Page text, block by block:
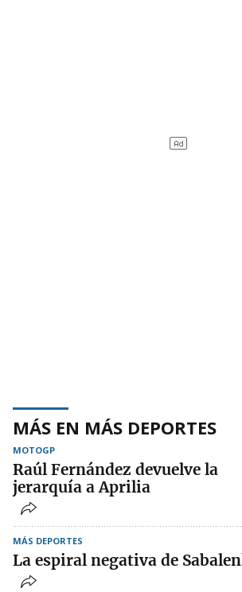
MÁS EN MÁS DEPORTES
MOTOGP
Raúl Fernández devuelve la
jerarquía a Aprilia
MÁS DEPORTES
La espiral negativa de